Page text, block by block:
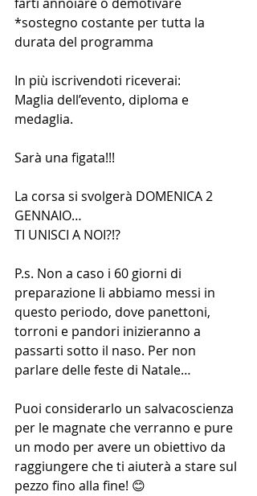
*sostegno costante per tutta la
durata del programma
In più iscrivendoti riceverai:
Maglia dell’evento, diploma e
medaglia.
Sarà una figata!!!
La corsa si svolgerà DOMENICA 2
GENNAIO…
TI UNISCI A NOI?!?
P.s. Non a caso i 60 giorni di
preparazione li abbiamo messi in
questo periodo, dove panettoni,
torroni e pandori inizieranno a
passarti sotto il naso. Per non
parlare delle feste di Natale…
Puoi considerarlo un salvacoscienza
per le magnate che verranno e pure
un modo per avere un obiettivo da
raggiungere che ti aiuterà a stare sul
pezzo fino alla fine! 😊